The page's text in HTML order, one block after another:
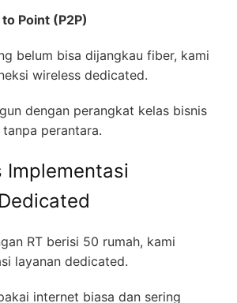
Point (P2P)
belum bisa dijangkau fiber, kami
wireless dedicated.
dengan perangkat kelas bisnis
perantara.
Implementasi
RT berisi 50 rumah, kami
layanan dedicated.
internet biasa dan sering